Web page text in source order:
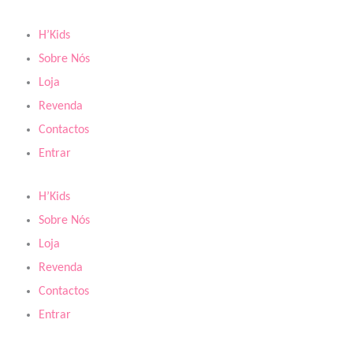
content
H’Kids
Sobre Nós
Loja
Revenda
Contactos
Entrar
H’Kids
Sobre Nós
Loja
Revenda
Contactos
Entrar